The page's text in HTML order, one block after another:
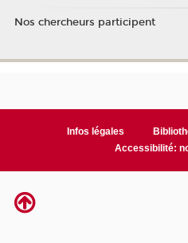
Nos chercheurs participent
Infos légales
Accessibilité: